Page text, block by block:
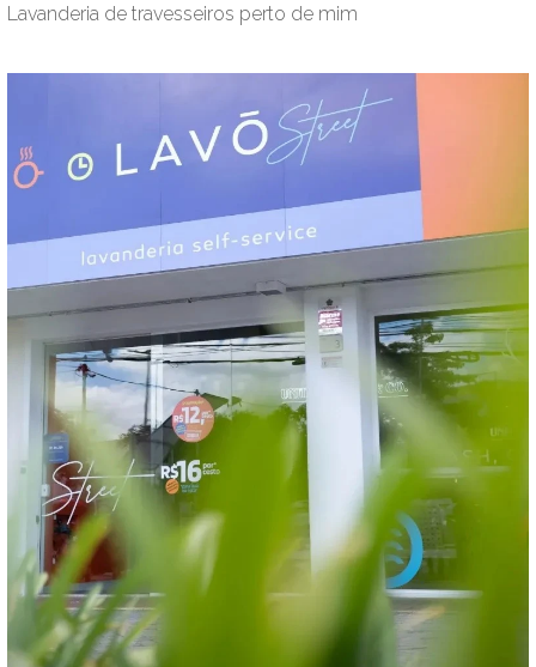
Lavanderia de travesseiros perto de mim